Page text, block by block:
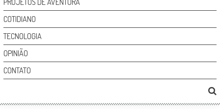
PROJETOS DE AVENTURA
COTIDIANO
TECNOLOGIA
OPINIÃO
CONTATO